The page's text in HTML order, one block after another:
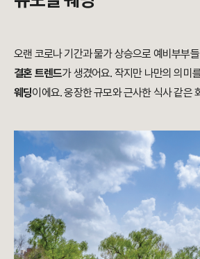
오랜 코로나 기간과 물가 상승으로 예비부부
결혼 트렌드가 생겼어요. 작지만 나만의 의미
웨딩이에요. 웅장한 규모와 근사한 식사 같은